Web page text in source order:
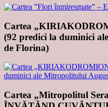
Cartea
(92 predici la duminici
de Florina)
Cartea „Mitropolitul